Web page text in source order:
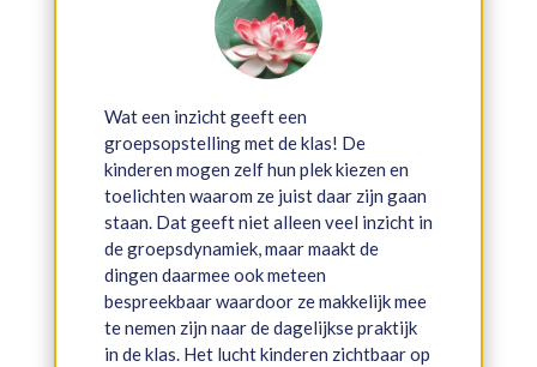
Wat een inzicht geeft een
groepsopstelling met de klas! De
kinderen mogen zelf hun plek kiezen en
toelichten waarom ze juist daar zijn gaan
staan. Dat geeft niet alleen veel inzicht in
de groepsdynamiek, maar maakt de
dingen daarmee ook meteen
bespreekbaar waardoor ze makkelijk mee
te nemen zijn naar de dagelijkse praktijk
in de klas. Het lucht kinderen zichtbaar op